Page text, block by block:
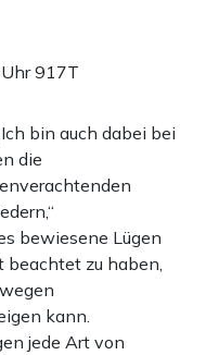
917T
bin auch dabei bei
die
bewiesene Lügen
beachtet zu haben,
kann.
jede Art von